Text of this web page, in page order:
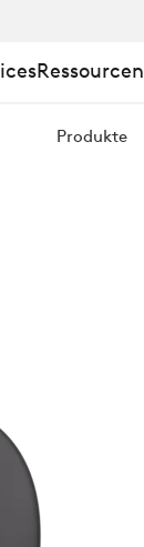
Ressourcen
Produkte